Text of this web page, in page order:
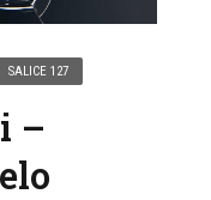
SALICE 127
–